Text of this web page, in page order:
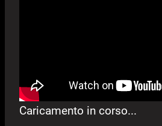
Caricamento in corso...